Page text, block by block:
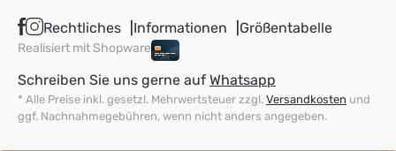
Rechtliches Informationen Größentabelle
Realisiert mit Shopware
Schreiben Sie uns gerne auf Whatsapp
* Alle Preise inkl. gesetzl. Mehrwertsteuer zzgl. Versandkosten und
ggf. Nachnahmegebühren, wenn nicht anders angegeben.